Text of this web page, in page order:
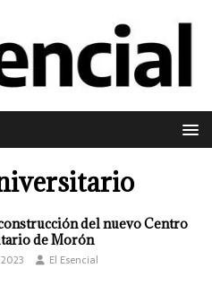
del nuevo Centro
de Morón
El Esencial